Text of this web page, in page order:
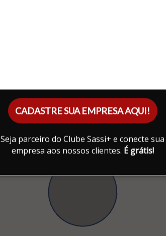
CADASTRE SUA EMPRESA AQUI!
Seja parceiro do Clube Sassi+ e conecte sua
empresa aos nossos clientes. É grátis!